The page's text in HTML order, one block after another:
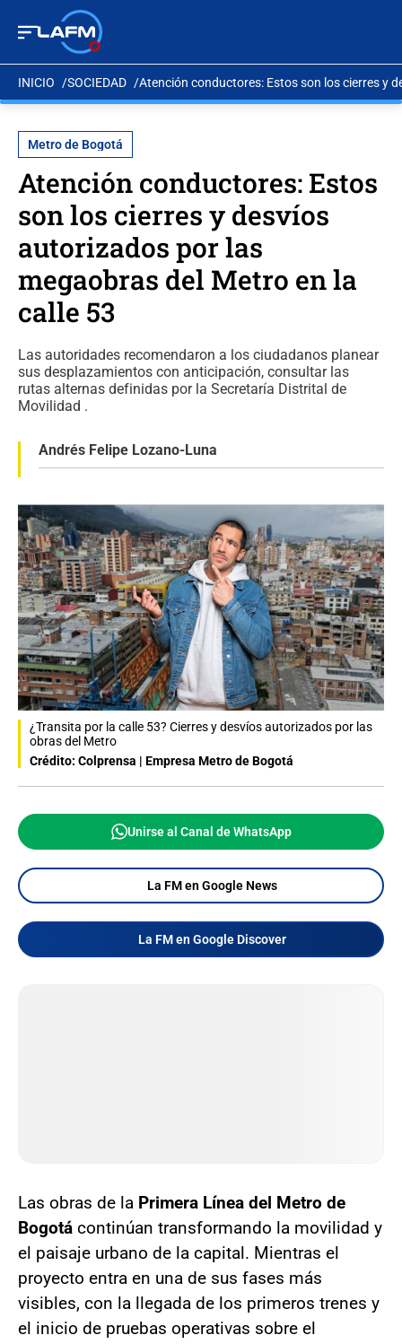
INICIO SOCIEDAD Atención conductores: Estos son los cierres y
Metro de Bogotá
Atención conductores: Estos
son los cierres y desvíos
autorizados por las
megaobras del Metro en la
calle 53
Las autoridades recomendaron a los ciudadanos planear
sus desplazamientos con anticipación, consultar las
rutas alternas definidas por la Secretaría Distrital de
Movilidad .
Andrés Felipe Lozano-Luna
¿Transita por la calle 53? Cierres y desvíos autorizados por las
obras del Metro
Crédito: Colprensa | Empresa Metro de Bogotá
Unirse al Canal de WhatsApp
La FM en Google News
La FM en Google Discover
Las obras de la Primera Línea del Metro de
Bogotá continúan transformando la movilidad y
el paisaje urbano de la capital. Mientras el
proyecto entra en una de sus fases más
visibles, con la llegada de los primeros trenes y
el inicio de pruebas operativas sobre el